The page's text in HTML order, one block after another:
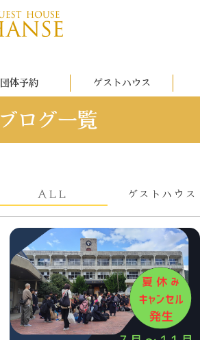
団体予約 ゲストハウス
ブログ一覧
ALL ゲストハウス